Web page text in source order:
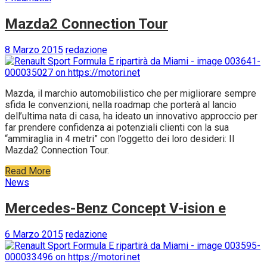
Mazda2 Connection Tour
8 Marzo 2015 redazione
Mazda, il marchio automobilistico che per migliorare sempre
sfida le convenzioni, nella roadmap che porterà al lancio
dell’ultima nata di casa, ha ideato un innovativo approccio per
far prendere confidenza ai potenziali clienti con la sua
“ammiraglia in 4 metri” con l’oggetto dei loro desideri: Il
Mazda2 Connection Tour.
Read More
News
Mercedes-Benz Concept V-ision e
6 Marzo 2015 redazione